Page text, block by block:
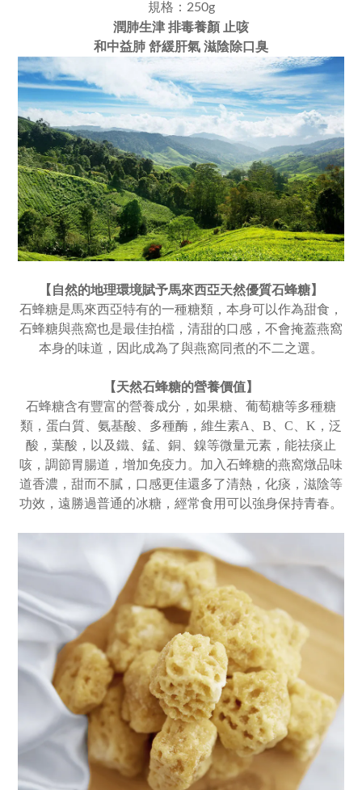
規格：250g
潤肺生津 排毒養顏 止咳
和中益肺 舒緩肝氣 滋陰除口臭
【自然的地理環境賦予馬來西亞天然優質石蜂糖】
石蜂糖是馬來西亞特有的一種糖類，本身可以作為甜食，
石蜂糖與燕窩也是最佳拍檔，清甜的口感，不會掩蓋燕窩
本身的味道，因此成為了與燕窩同煮的不二之選。
【天然石蜂糖的營養價值】
石蜂糖含有豐富的營養成分，如果糖、葡萄糖等多種糖
類，蛋白質、氨基酸、多種酶，維生素A、B、C、K，泛
酸，葉酸，以及鐵、錳、銅、鎳等微量元素，能祛痰止
咳，調節胃腸道，增加免疫力。加入石蜂糖的燕窩燉品味
道香濃，甜而不膩，口感更佳還多了清熱，化痰，滋陰等
功效，遠勝過普通的冰糖，經常食用可以強身保持青春。